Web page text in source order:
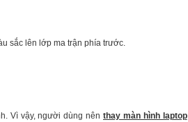
sắc lên lớp ma trận phía trước.
Vì vậy, người dùng nên thay màn hình laptop